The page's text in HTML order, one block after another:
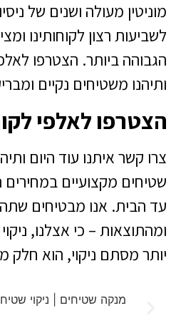
מוניטין מעולה ושנים של
לשביעות רצון לקוחותינו
הגבוהה ביותר. הצטרפו
ותיהנו משטיחים נקיים
הצטרפו לאלפי
צרו קשר איתנו עוד היום
שטיחים מקצועיים במחירים
עד הבית. אנו מבטיחים
ומהתוצאות – כי אצלנו,
יותר מסתם ניקוי, הוא חלק